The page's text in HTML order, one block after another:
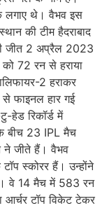
थे। वैभव इस
की टीम हैदराबाद
जीत 2 अप्रैल 2023
को 72 रन से हराया
2 हराकर
फाइनल हार गई
हेड रिकॉर्ड में
के बीच 23 IPL मैच
ने जीते हैं। वैभव
स्कोरर हैं। उन्होंने
वे 14 मैच में 583 रन
आर्चर टॉप विकेट टेकर